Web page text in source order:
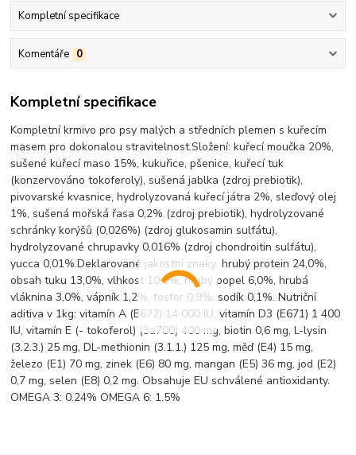
Kompletní specifikace
Komentáře 0
Kompletní specifikace
Kompletní krmivo pro psy malých a středních plemen s kuřecím
masem pro dokonalou stravitelnost.Složení: kuřecí moučka 20%,
sušené kuřecí maso 15%, kukuřice, pšenice, kuřecí tuk
(konzervováno tokoferoly), sušená jablka (zdroj prebiotik),
pivovarské kvasnice, hydrolyzovaná kuřecí játra 2%, sleďový olej
1%, sušená mořská řasa 0,2% (zdroj prebiotik), hydrolyzované
schránky korýšů (0,026%) (zdroj glukosamin sulfátu),
hydrolyzované chrupavky 0,016% (zdroj chondroitin sulfátu),
yucca 0,01%.Deklarované jakostní znaky: hrubý protein 24,0%,
obsah tuku 13,0%, vlhkost 10,0%, hrubý popel 6,0%, hrubá
vláknina 3,0%, vápník 1,2%, fosfor 0,9%, sodík 0,1%. Nutriční
aditiva v 1kg: vitamín A (E672) 14 000 IU, vitamín D3 (E671) 1 400
IU, vitamín E (- tokoferol) (3a700) 400 mg, biotin 0,6 mg, L-lysin
(3.2.3.) 25 mg, DL-methionin (3.1.1.) 125 mg, měď (E4) 15 mg,
železo (E1) 70 mg, zinek (E6) 80 mg, mangan (E5) 36 mg, jod (E2)
0,7 mg, selen (E8) 0,2 mg. Obsahuje EU schválené antioxidanty.
OMEGA 3: 0.24% OMEGA 6: 1.5%